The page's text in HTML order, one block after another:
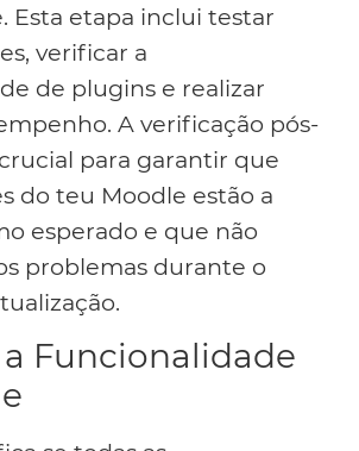
Esta etapa inclui testar
verificar a
de plugins e realizar
A verificação pós-
para garantir que
do teu Moodle estão a
esperado e que não
problemas durante o
Funcionalidade